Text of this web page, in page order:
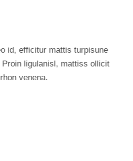
id, efficitur mattis turpisune
ligulanisl, mattiss ollicit
venena.